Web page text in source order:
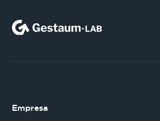
Empresa